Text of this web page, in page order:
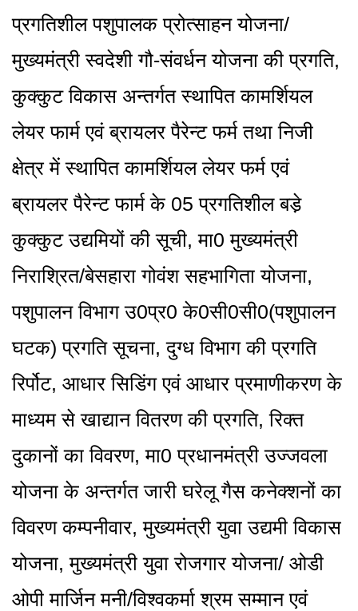
प्रगतिशील पशुपालक प्रोत्साहन योजना/
मुख्यमंत्री स्वदेशी गौ-संवर्धन योजना की प्रगति,
कुक्कुट विकास अन्तर्गत स्थापित कामर्शियल
लेयर फार्म एवं ब्रायलर पैरेन्ट फर्म तथा निजी
क्षेत्र में स्थापित कामर्शियल लेयर फर्म एवं
ब्रायलर पैरेन्ट फार्म के 05 प्रगतिशील बडे़
कुक्कुट उद्यमियों की सूची, मा0 मुख्यमंत्री
निराश्रित/बेसहारा गोवंश सहभागिता योजना,
पशुपालन विभाग उ0प्र0 के0सी0सी0(पशुपालन
घटक) प्रगति सूचना, दुग्ध विभाग की प्रगति
रिर्पोट, आधार सिडिंग एवं आधार प्रमाणीकरण के
माध्यम से खाद्यान वितरण की प्रगति, रिक्त
दुकानों का विवरण, मा0 प्रधानमंत्री उज्जवला
योजना के अन्तर्गत जारी घरेलू गैस कनेक्शनों का
विवरण कम्पनीवार, मुख्यमंत्री युवा उद्यमी विकास
योजना, मुख्यमंत्री युवा रोजगार योजना/ ओडी
ओपी मार्जिन मनी/विश्वकर्मा श्रम सम्मान एवं